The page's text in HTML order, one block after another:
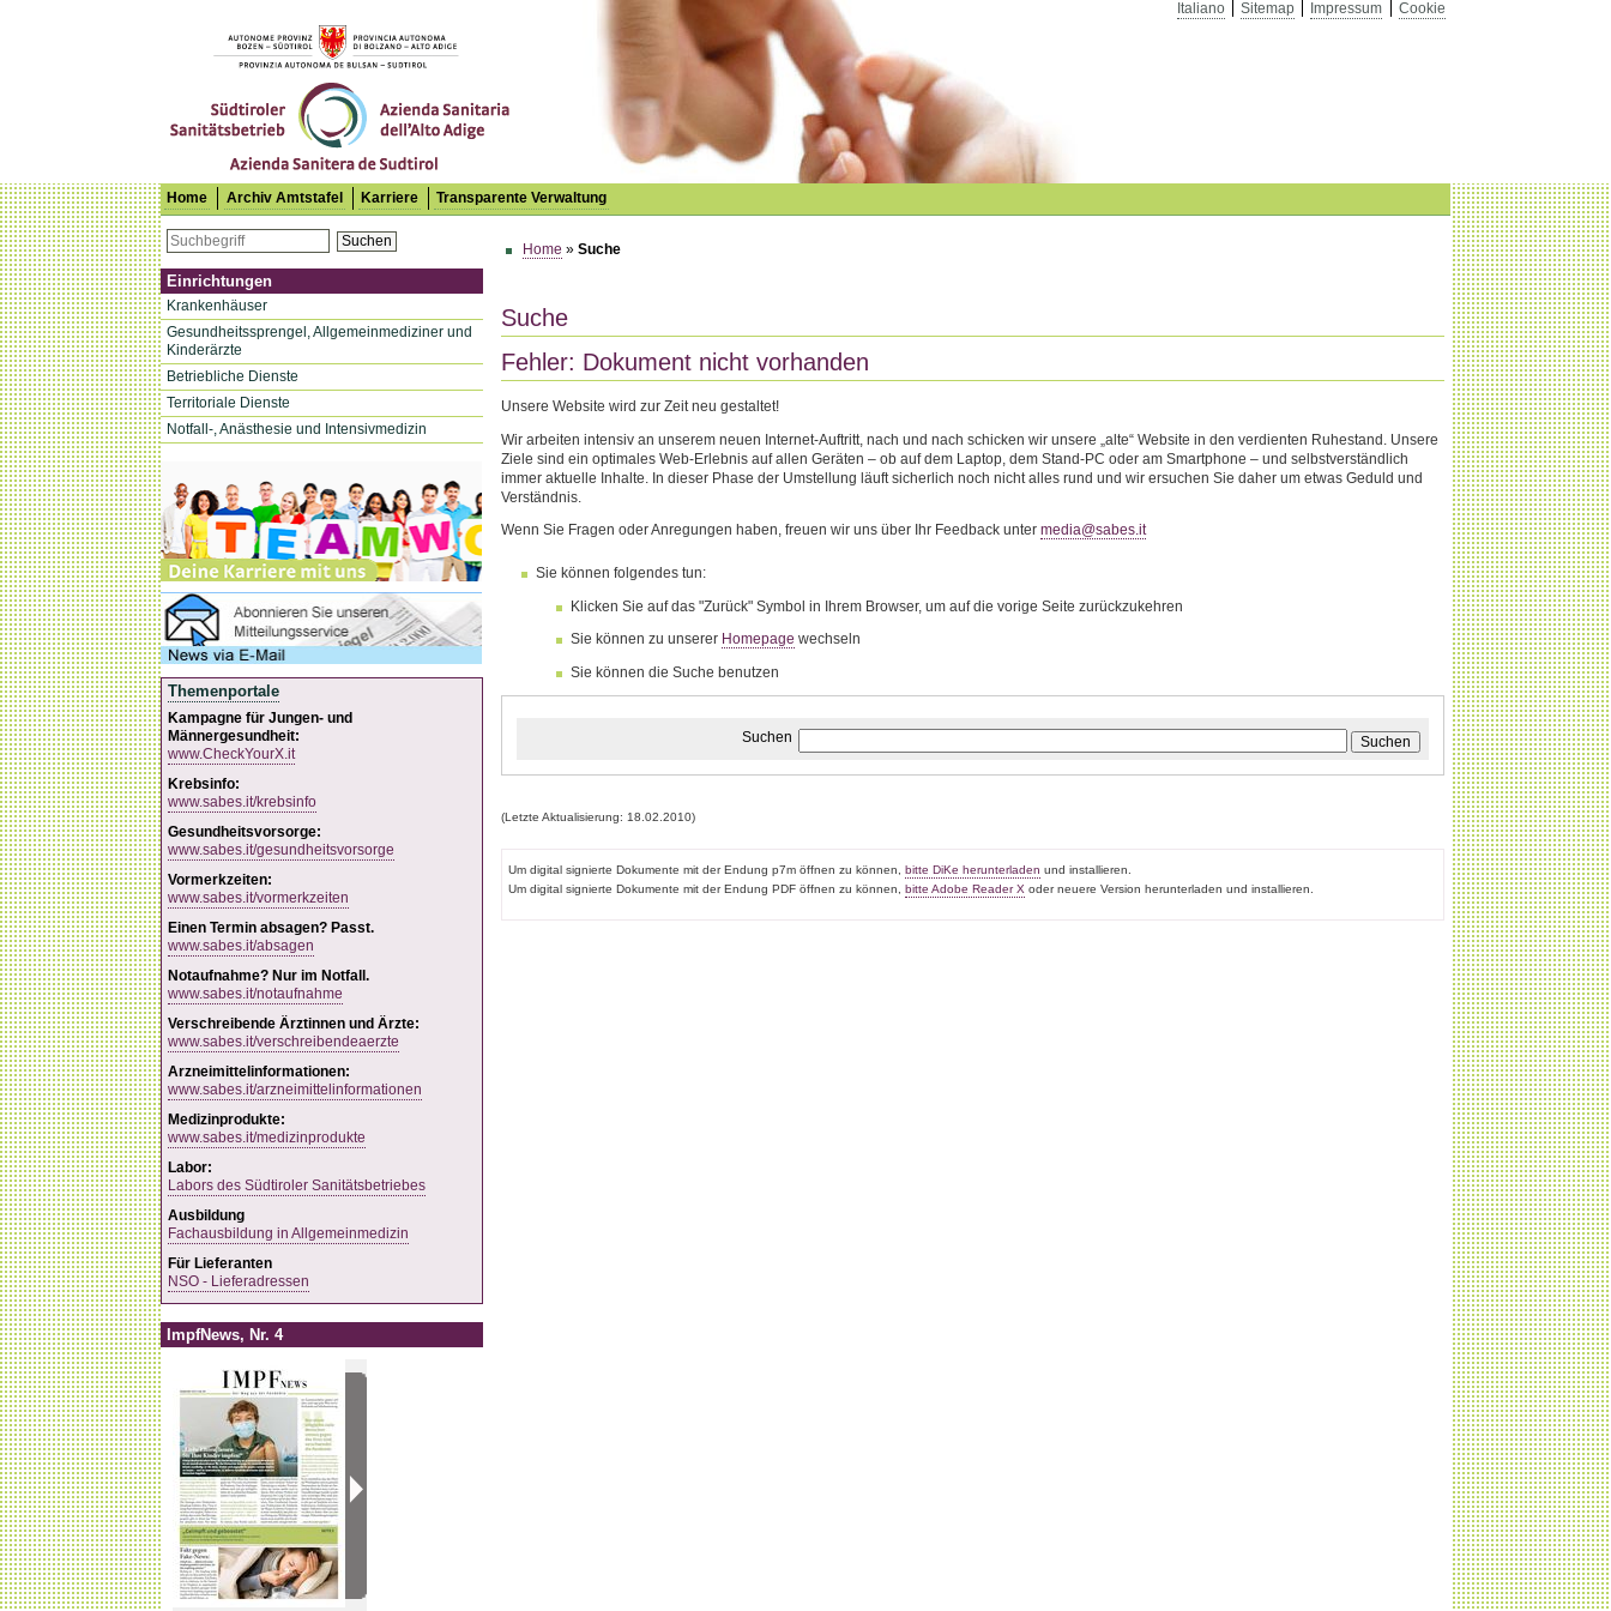
Italiano Sitemap Impressum
Cookie
Südtiroler Sanitätsbetrieb
Home Archiv Amtstafel Karriere Transparente Verwaltung
Suchen
Einrichtungen
Krankenhäuser
Gesundheitssprengel, Allgemeinmediziner und
Kinderärzte
Betriebliche Dienste
Territoriale Dienste
Notfall-, Anästhesie und Intensivmedizin
Themenportale
Kampagne für Jungen- und
Männergesundheit:
www.CheckYourX.it
Krebsinfo:
www.sabes.it/krebsinfo
Gesundheitsvorsorge:
www.sabes.it/gesundheitsvorsorge
Vormerkzeiten:
www.sabes.it/vormerkzeiten
Einen Termin absagen? Passt.
www.sabes.it/absagen
Notaufnahme? Nur im Notfall.
www.sabes.it/notaufnahme
Verschreibende Ärztinnen und Ärzte:
www.sabes.it/verschreibendeaerzte
Arzneimittelinformationen:
www.sabes.it/arzneimittelinformationen
Medizinprodukte:
www.sabes.it/medizinprodukte
Labor:
Labors des Südtiroler Sanitätsbetriebes
Ausbildung
Fachausbildung in Allgemeinmedizin
Für Lieferanten
NSO - Lieferadressen
ImpfNews, Nr. 4
Home »Suche
Suche
Fehler: Dokument nicht vorhanden
Unsere Website wird zur Zeit neu gestaltet!
Wir arbeiten intensiv an unserem neuen Internet-Auftritt, nach und nach schicken wir unsere „alte“ Website in den verdienten Ruhestand. Unsere
Ziele sind ein optimales Web-Erlebnis auf allen Geräten – ob auf dem Laptop, dem Stand-PC oder am Smartphone – und selbstverständlich
immer aktuelle Inhalte. In dieser Phase der Umstellung läuft sicherlich noch nicht alles rund und wir ersuchen Sie daher um etwas Geduld und
Verständnis.
Wenn Sie Fragen oder Anregungen haben, freuen wir uns über Ihr Feedback untermedia@sabes.it
Sie können folgendes tun:
Klicken Sie auf das "Zurück" Symbol in Ihrem Browser, um auf die vorige Seite zurückzukehren
Sie können zu unserer Homepage wechseln
Sie können die Suche benutzen
Suchen Suchen
(Letzte Aktualisierung: 18.02.2010)
Um digital signierte Dokumente mit der Endung p7m öffnen zu können,bitte DiKe herunterladen und installieren.
Um digital signierte Dokumente mit der Endung PDF öffnen zu können,bitte Adobe Reader X oder neuere Version herunterladen und installieren.